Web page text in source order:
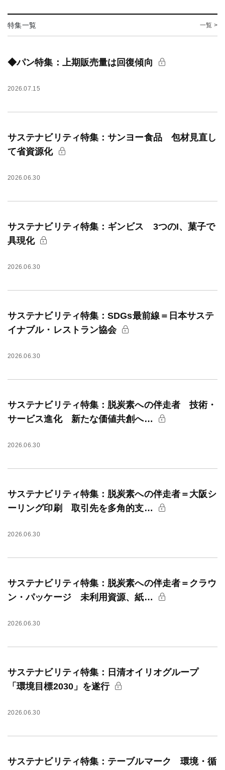
特集一覧 一覧 >
◆パン特集：上期販売量は回復傾向
2026.07.15
サステナビリティ特集：サンヨー食品 包材見直し
て省資源化
2026.06.30
サステナビリティ特集：ギンビス 3つのI、菓子で
具現化
2026.06.30
サステナビリティ特集：SDGs最前線＝日本サステ
イナブル・レストラン協会
2026.06.30
サステナビリティ特集：脱炭素への伴走者 技術・
サービス進化 新たな価値共創へ…
2026.06.30
サステナビリティ特集：脱炭素への伴走者＝大阪シ
ーリング印刷 取引先を多角的支…
2026.06.30
サステナビリティ特集：脱炭素への伴走者＝クラウ
ン・パッケージ 未利用資源、紙…
2026.06.30
サステナビリティ特集：日清オイリオグループ
「環境目標2030」を遂行
2026.06.30
サステナビリティ特集：テーブルマーク 環境・循